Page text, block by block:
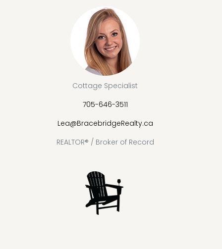
Cottage Specialist
705-646-3511
Lea@BracebridgeRealty.ca
REALTOR® / Broker of Record